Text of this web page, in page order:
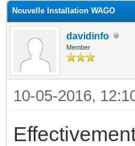
Nouvelle Installation WAGO
davidinfo
Member
10-05-2016,